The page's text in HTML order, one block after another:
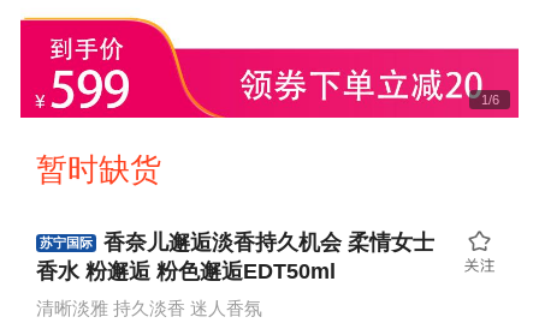
1/6
暂时缺货
苏宁国际
香奈儿邂逅淡香持久机会 柔情女士
香水 粉邂逅 粉色邂逅EDT50ml
清晰淡雅 持久淡香 迷人香氛